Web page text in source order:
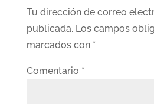
Tu dirección de correo
publicada. Los campos
marcados con *
Comentario *